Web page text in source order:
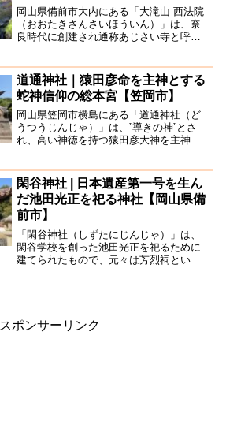
岡山県備前市大内にある「大滝山 西法院
（おおたきさんさいほういん）」は、奈
良時代に創建され通称あじさい寺と呼ば
拝客の心を癒しています。清らかな水の
谷川が院内中心部...
道通神社｜猿田彦命を主神とする
蛇神信仰の総本宮【笠岡市】
岡山県笠岡市横島にある「道通神社（ど
うつうじんじゃ）」は、”導きの神”とさ
れ、高い神徳を持つ猿田彦大神を主神と
の神社にはたくさんの蛇と天狗が祀られ
ています。商売繁盛、...
閑谷神社 | 日本遺産第一号を生ん
だ池田光正を祀る神社【岡山県備
前市】
「閑谷神社（しずたにじんじゃ）」は、
閑谷学校を創った池田光正を祀るために
建てられたもので、元々は芳烈祠という
スポンサーリンク